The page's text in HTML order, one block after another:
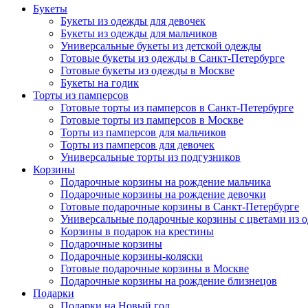
Букеты
Букеты из одежды для девочек
Букеты из одежды для мальчиков
Универсальные букеты из детской одежды
Готовые букеты из одежды в Санкт-Петербурге
Готовые букеты из одежды в Москве
Букеты на годик
Торты из памперсов
Готовые торты из памперсов в Санкт-Петербурге
Готовые торты из памперсов в Москве
Торты из памперсов для мальчиков
Торты из памперсов для девочек
Универсальные торты из подгузников
Корзины
Подарочные корзины на рождение мальчика
Подарочные корзины на рождение девочки
Готовые подарочные корзины в Санкт-Петербурге
Универсальные подарочные корзины с цветами из
Корзины в подарок на крестины
Подарочные корзины
Подарочные корзины-коляски
Готовые подарочные корзины в Москве
Подарочные корзины на рождение близнецов
Подарки
Подарки на Новый год